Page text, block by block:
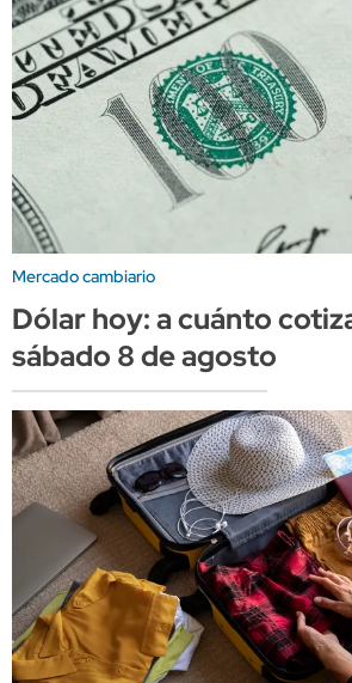
Mercado cambiario
Dólar hoy: a cuánto
sábado 8 de agosto